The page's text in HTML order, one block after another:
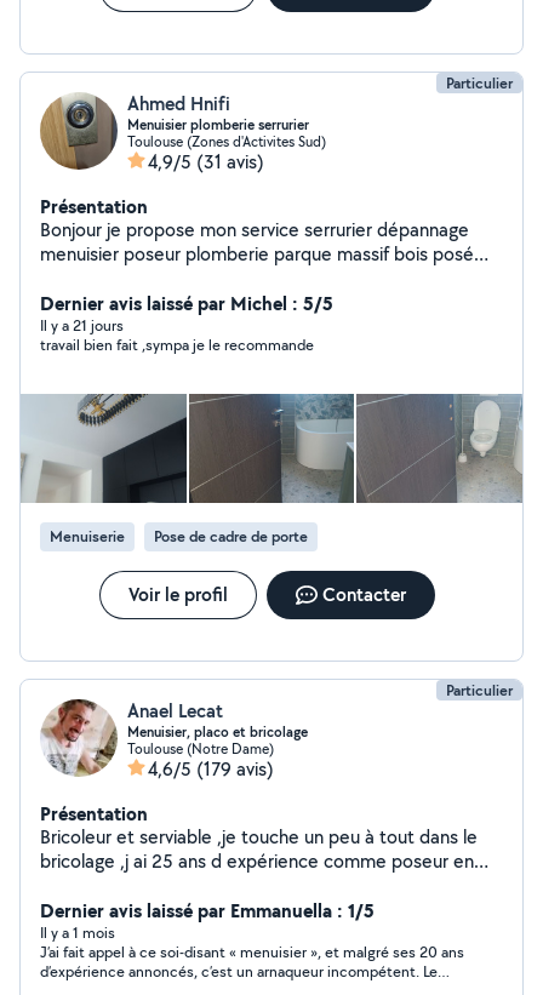
Particulier
Ahmed Hnifi
Menuisier plomberie serrurier
Toulouse (Zones d'Activites Sud)
4,9/5 (31 avis)
Présentation
Bonjour je propose mon service serrurier dépannage
menuisier poseur plomberie parque massif bois posé
Je suis professionnelle et mon travail et sérieux et
propre et bien soigner
Dernier avis laissé par Michel : 5/5
Il y a 21 jours
travail bien fait ,sympa je le recommande
Menuiserie Pose de cadre de porte
Voir le profil Contacter
Particulier
Anael Lecat
Menuisier, placo et bricolage
Toulouse (Notre Dame)
4,6/5 (179 avis)
Présentation
Bricoleur et serviable ,je touche un peu à tout dans le
bricolage ,j ai 25 ans d expérience comme poseur en
bricolage, placo, et plein d'autres choses dans la maison
! ainsi que de des déménagement.
Dernier avis laissé par Emmanuella : 1/5
Il y a 1 mois
J’ai fait appel à ce soi-disant « menuisier », et malgré ses 20 ans
d’expérience annoncés, c’est un arnaqueur incompétent. Le